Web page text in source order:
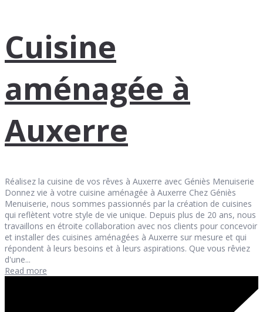
Cuisine
aménagée à
Auxerre
Réalisez la cuisine de vos rêves à Auxerre avec Géniès Menuiserie
Donnez vie à votre cuisine aménagée à Auxerre Chez Géniès
Menuiserie, nous sommes passionnés par la création de cuisines
qui reflètent votre style de vie unique. Depuis plus de 20 ans, nous
travaillons en étroite collaboration avec nos clients pour concevoir
et installer des cuisines aménagées à Auxerre sur mesure et qui
répondent à leurs besoins et à leurs aspirations. Que vous rêviez
d'une...
Read more